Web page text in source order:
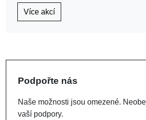
Více akcí
Podpořte nás
Naše možnosti jsou omezené.
vaší podpory.